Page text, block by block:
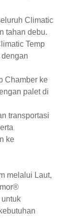
Climatic
tahan debu.
Temp
Chamber ke
palet di
transportasi
ke
melalui Laut,